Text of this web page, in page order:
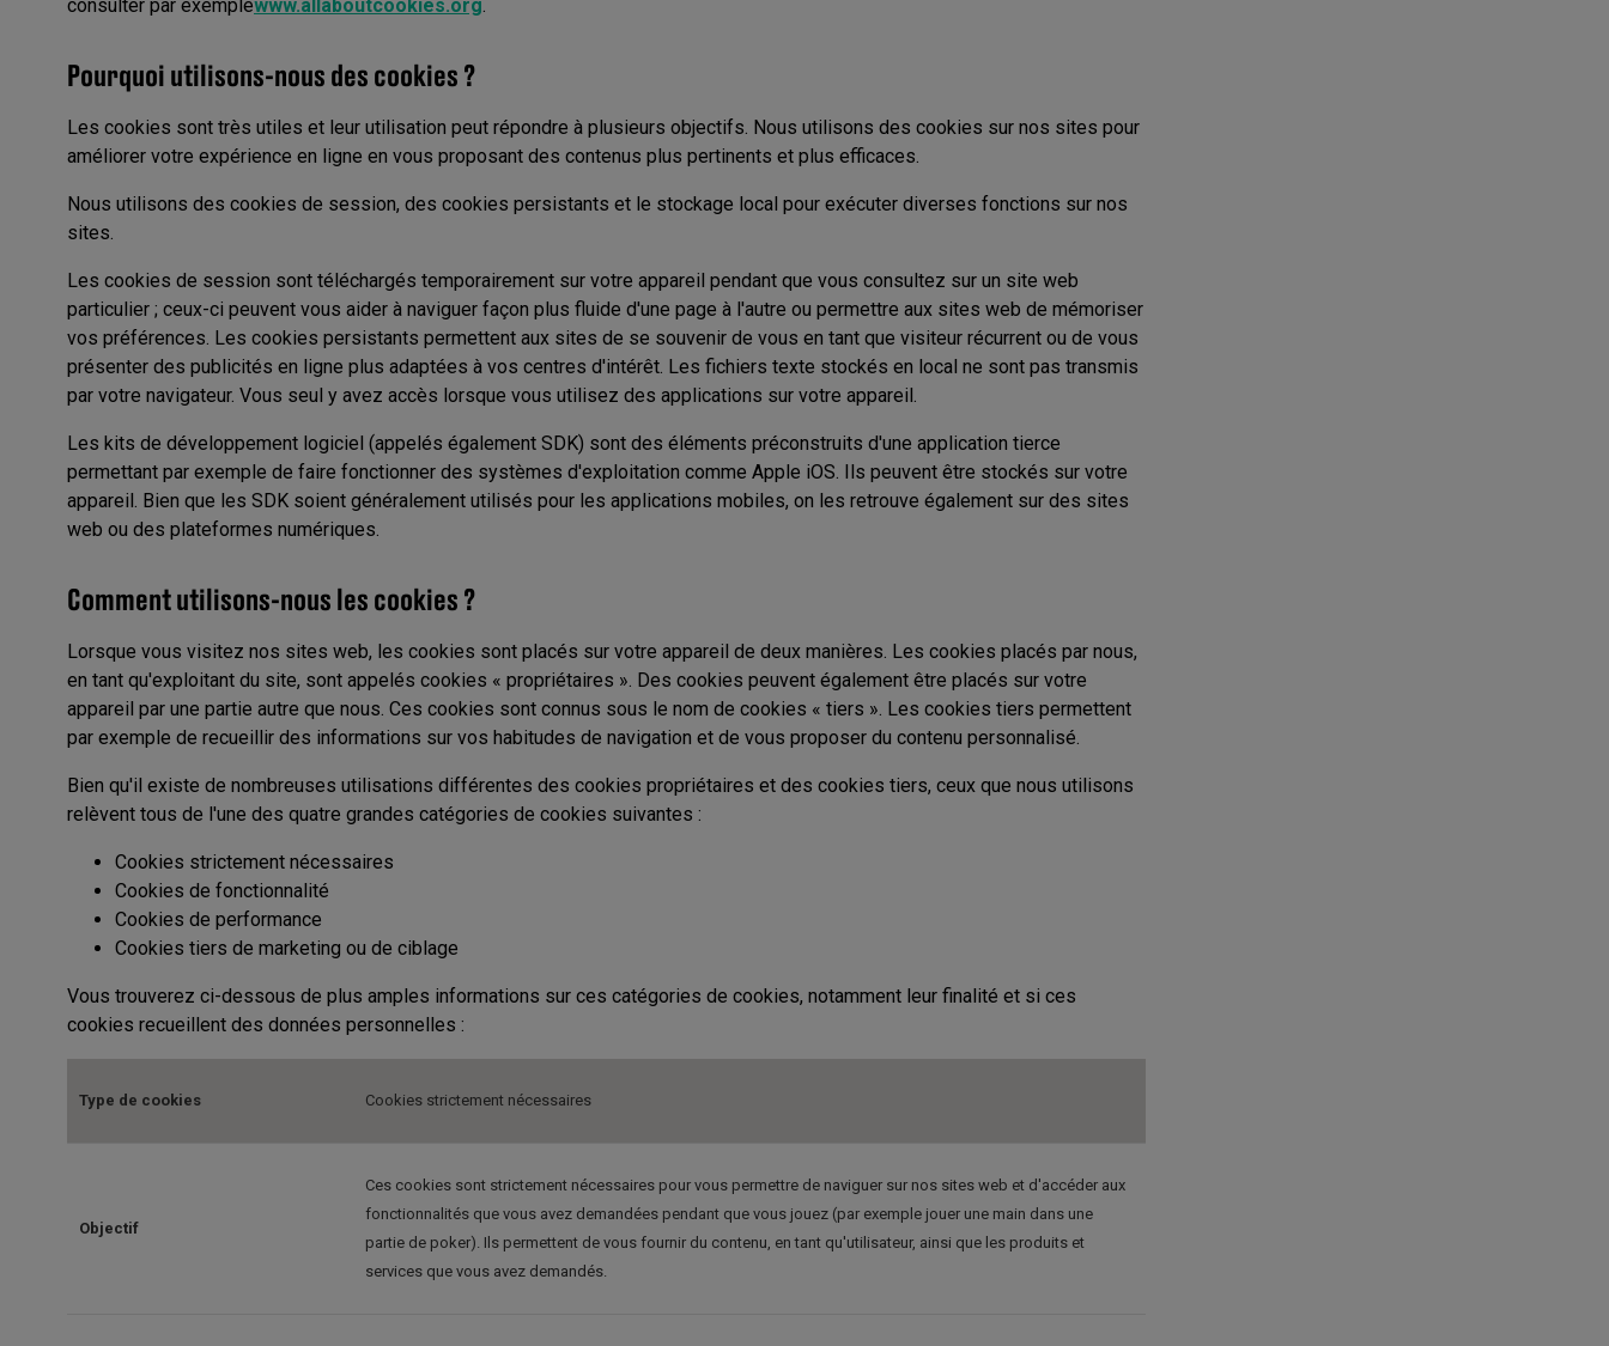
consulter par exemplewww.allaboutcookies.org.
Pourquoi utilisons-nous des cookies ?
Les cookies sont très utiles et leur utilisation peut répondre à plusieurs objectifs. Nous utilisons des cookies sur nos sites pour
améliorer votre expérience en ligne en vous proposant des contenus plus pertinents et plus efficaces.
Nous utilisons des cookies de session, des cookies persistants et le stockage local pour exécuter diverses fonctions sur nos
sites.
Les cookies de session sont téléchargés temporairement sur votre appareil pendant que vous consultez sur un site web
particulier ; ceux-ci peuvent vous aider à naviguer façon plus fluide d'une page à l'autre ou permettre aux sites web de mémoriser
vos préférences. Les cookies persistants permettent aux sites de se souvenir de vous en tant que visiteur récurrent ou de vous
présenter des publicités en ligne plus adaptées à vos centres d'intérêt. Les fichiers texte stockés en local ne sont pas transmis
par votre navigateur. Vous seul y avez accès lorsque vous utilisez des applications sur votre appareil.
Les kits de développement logiciel (appelés également SDK) sont des éléments préconstruits d'une application tierce
permettant par exemple de faire fonctionner des systèmes d'exploitation comme Apple iOS. Ils peuvent être stockés sur votre
appareil. Bien que les SDK soient généralement utilisés pour les applications mobiles, on les retrouve également sur des sites
web ou des plateformes numériques.
Comment utilisons-nous les cookies ?
Lorsque vous visitez nos sites web, les cookies sont placés sur votre appareil de deux manières. Les cookies placés par nous,
en tant qu'exploitant du site, sont appelés cookies « propriétaires ». Des cookies peuvent également être placés sur votre
appareil par une partie autre que nous. Ces cookies sont connus sous le nom de cookies « tiers ». Les cookies tiers permettent
par exemple de recueillir des informations sur vos habitudes de navigation et de vous proposer du contenu personnalisé.
Bien qu'il existe de nombreuses utilisations différentes des cookies propriétaires et des cookies tiers, ceux que nous utilisons
relèvent tous de l'une des quatre grandes catégories de cookies suivantes :
Cookies strictement nécessaires
Cookies de fonctionnalité
Cookies de performance
Cookies tiers de marketing ou de ciblage
Vous trouverez ci-dessous de plus amples informations sur ces catégories de cookies, notamment leur finalité et si ces
cookies recueillent des données personnelles :
Type de cookies Cookies strictement nécessaires
Objectif
Ces cookies sont strictement nécessaires pour vous permettre de naviguer sur nos sites web et d'accéder aux
fonctionnalités que vous avez demandées pendant que vous jouez (par exemple jouer une main dans une
partie de poker). Ils permettent de vous fournir du contenu, en tant qu'utilisateur, ainsi que les produits et
services que vous avez demandés.